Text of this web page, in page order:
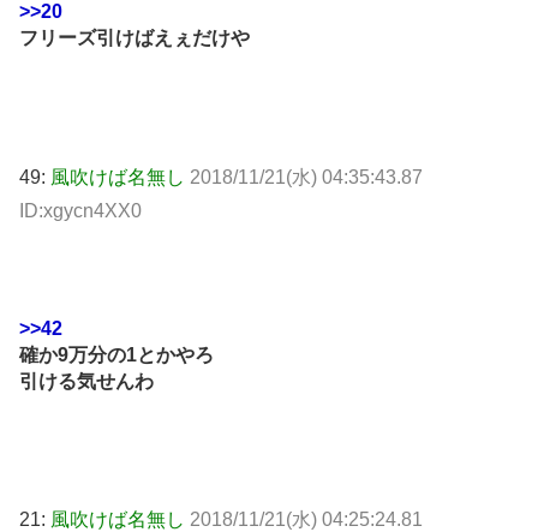
>>20
フリーズ引けばえぇだけや
49: 風吹けば名無し 2018/11/21(水) 04:35:43.87
ID:xgycn4XX0
>>42
確か9万分の1とかやろ
引ける気せんわ
21: 風吹けば名無し 2018/11/21(水) 04:25:24.81